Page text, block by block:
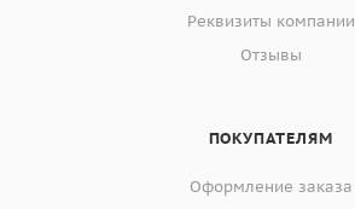
Реквизиты компании
Отзывы
ПОКУПАТЕЛЯМ
Оформление заказа